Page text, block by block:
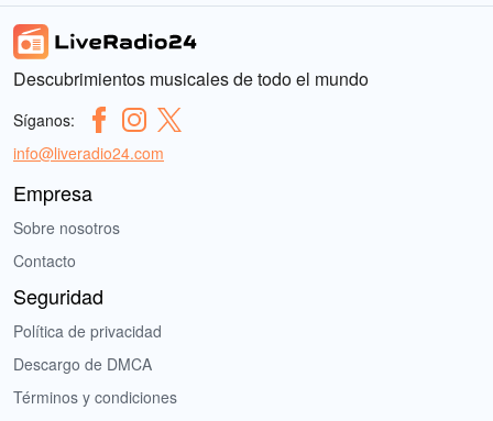
Descubrimientos musicales de todo el mundo
Síganos:
info@liveradio24.com
Empresa
Sobre nosotros
Contacto
Seguridad
Política de privacidad
Descargo de DMCA
Términos y condiciones